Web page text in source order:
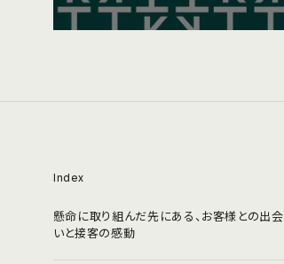
Index
懸命に取り組んだ先にある、お客様との出会
いと接客の感動